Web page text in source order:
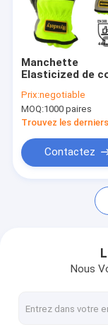
Visite d'usine
Nouvelles
Blog
gants de
Anti gants de
Gants de
Manchette
Elasticized de
fibre de verre de
délivrance gants
évidents de
Prix:negotiable
MOQ:1000 paires
Trouvez les
Contactez
Nous